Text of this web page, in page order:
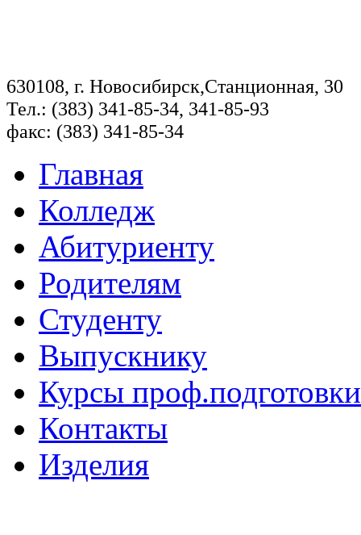
630108, г. Новосибирск,Станционная, 30
Тел.: (383) 341-85-34, 341-85-93
факс: (383) 341-85-34
Главная
Колледж
Абитуриенту
Родителям
Студенту
Выпускнику
Курсы проф.подготовки
Контакты
Изделия